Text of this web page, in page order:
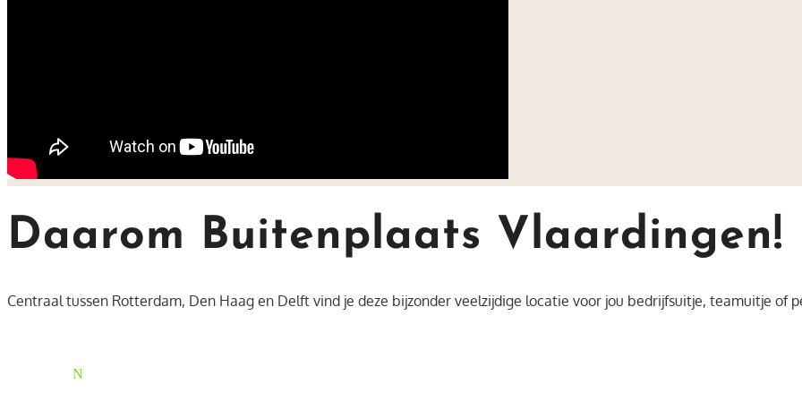
Daarom Buitenplaats Vlaardingen!
Centraal tussen Rotterdam, Den Haag en Delft vind je deze bijzonder veelzijdige locatie voor jou bedrijfsuitje, teamuitje of
N